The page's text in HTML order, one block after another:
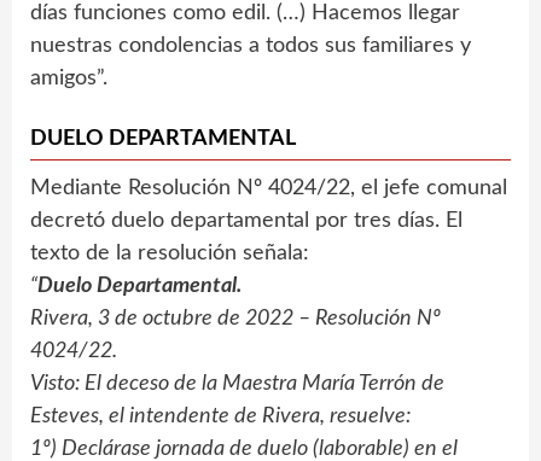
días funciones como edil. (…) Hacemos llegar
nuestras condolencias a todos sus familiares y
amigos”.
DUELO DEPARTAMENTAL
Mediante Resolución Nº 4024/22, el jefe comunal
decretó duelo departamental por tres días. El
texto de la resolución señala:
“Duelo Departamental.
Rivera, 3 de octubre de 2022 – Resolución Nº
4024/22.
Visto: El deceso de la Maestra María Terrón de
Esteves, el intendente de Rivera, resuelve:
1º) Declárase jornada de duelo (laborable) en el